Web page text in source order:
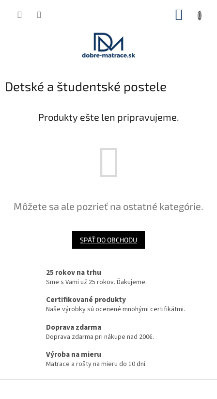
Detské a študentské postele
Produkty ešte len pripravujeme.
Môžete sa ale pozrieť na ostatné kategórie.
SPÄŤ DO OBCHODU
25 rokov na trhu
Sme s Vami už 25 rokov. Ďakujeme.
Certifikované produkty
Naše výrobky sú ocenené mnohými certifikátmi.
Doprava zdarma
Doprava zdarma pri nákupe nad 200€.
Výroba na mieru
Matrace a rošty na mieru do 10 dní.